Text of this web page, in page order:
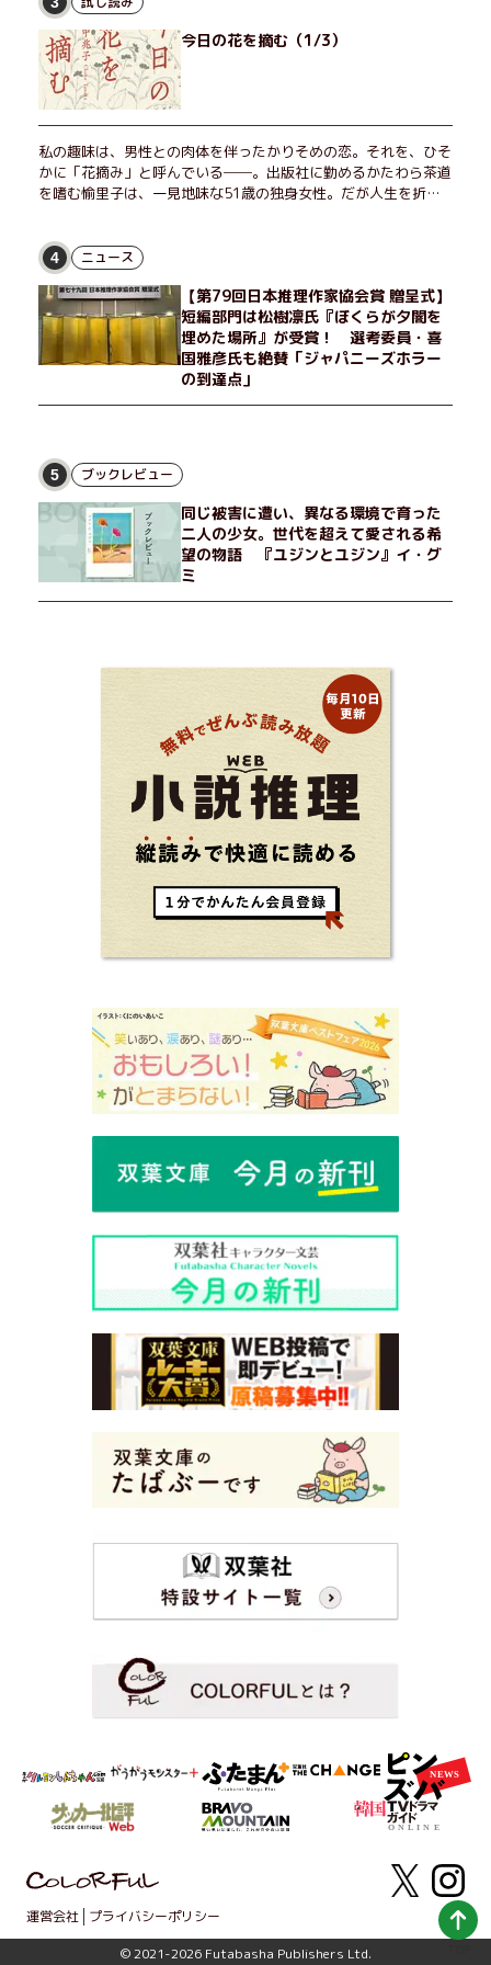
今日の花を摘む（1/3）
私の趣味は、男性との肉体を伴ったかりそめの恋。それを、ひそ
かに「花摘み」と呼んでいる──。出版社に勤めるかたわら茶道
を嗜む愉里子は、一見地味な51歳の独身女性。だが人生を折り
せる男が現れた。茶の湯の粋人、70歳の万江島だ。だが彼に
は、ある秘密があった……。自分の心と身体を偽らない女たちの
姿と、その連帯を描く。赤裸々にして切実な、セクシュアリティ
をめぐる物語。
4 ニュース
【第79回日本推理作家協会賞 贈呈式】
短編部門は松樹凛氏『ぼくらが夕闇を
埋めた場所』が受賞！ 選考委員・喜
国雅彦氏も絶賛「ジャパニーズホラー
の到達点」
5 ブックレビュー
同じ被害に遭い、異なる環境で育った
二人の少女。世代を超えて愛される希
望の物語 『ユジンとユジン』イ・グ
ミ
運営会社 プライバシーポリシー
© 2021-2026 Futabasha Publishers Ltd.